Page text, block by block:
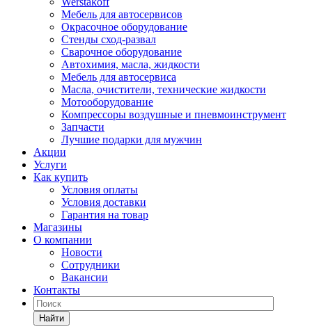
Мебель для автосервисов
Окрасочное оборудование
Стенды сход-развал
Сварочное оборудование
Автохимия, масла, жидкости
Мебель для автосервиса
Масла, очистители, технические жидкости
Мотооборудование
Компрессоры воздушные и пневмоинструмент
Запчасти
Лучшие подарки для мужчин
Акции
Услуги
Как купить
Условия оплаты
Условия доставки
Гарантия на товар
Магазины
О компании
Новости
Сотрудники
Вакансии
Контакты
Найти